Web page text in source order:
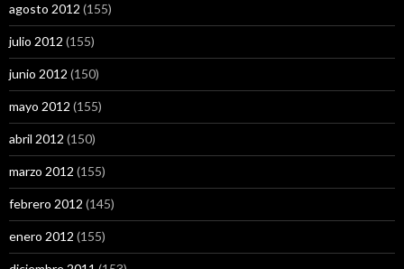
agosto 2012 (155)
julio 2012 (155)
junio 2012 (150)
mayo 2012 (155)
abril 2012 (150)
marzo 2012 (155)
febrero 2012 (145)
enero 2012 (155)